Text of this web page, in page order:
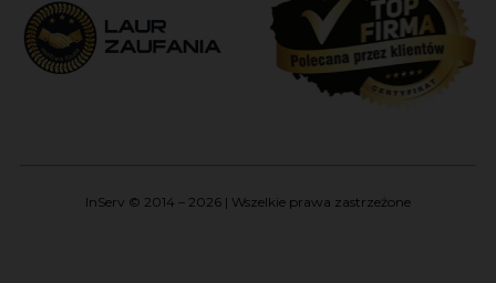
InServ © 2014 – 2026 | Wszelkie prawa zastrzeżone